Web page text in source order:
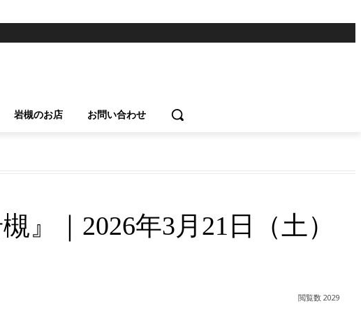
岩槻のお店 お問い合わせ
｜2026年3月21日（土）
閲覧数 2029